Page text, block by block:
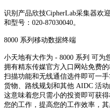
识别产品欣技CipherLab采集器欢
和型号：020-87030040。
8000 系列移动数据终端
小天地有大作为 - 8000 系列 可为您
拥有精东传媒官方入口网站免费的
扫描功能和无线通信选件即可一手掌
货物、路线规划和其他 AIDC 活动的
这意味着您只需小的投资即可获得
您的工作，提高您的工作效率